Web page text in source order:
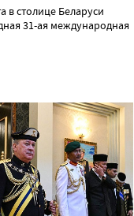
в столице Беларуси
31-ая международная